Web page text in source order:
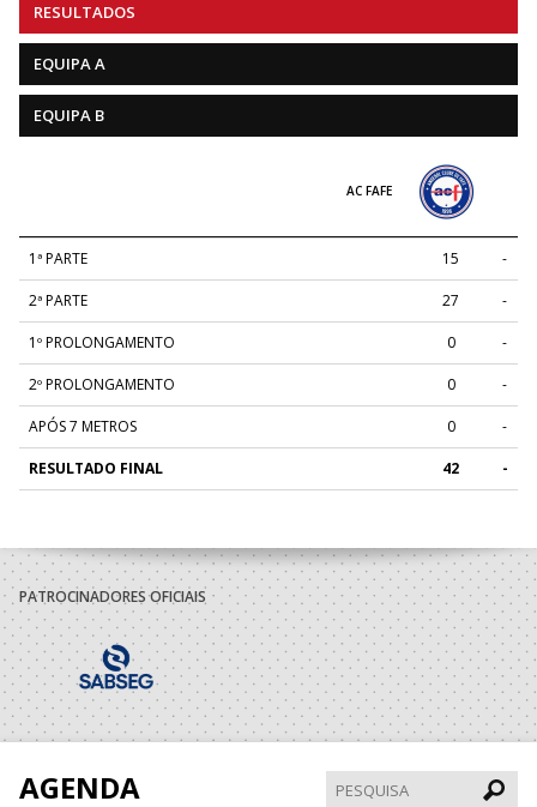
RESULTADOS
EQUIPA A
EQUIPA B
AC FAFE
1ª PARTE 15 -
2ª PARTE 27 -
1º PROLONGAMENTO 0 -
2º PROLONGAMENTO 0 -
APÓS 7 METROS 0 -
RESULTADO FINAL 42 -
PATROCINADORES OFICIAIS
AGENDA